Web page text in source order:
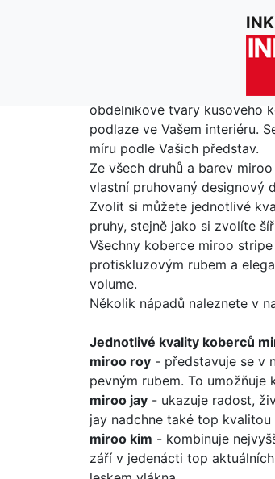
obdélníkové tvary kusového
podlaze ve Vašem interiéru.
míru podle Vašich představ.
Ze všech druhů a barev
vlastní pruhovaný designový
Zvolit si můžete jednotlivé
pruhy, stejně jako si zvolíte
Všechny koberce miroo
protiskluzovým rubem a
volume.
Několik nápadů naleznete v
Jednotlivé kvality koberců
miroo roy - představuje se v
pevným rubem. To
miroo jay - ukazuje radost,
jay nadchne také top
miroo kim - kombinuje
září v jedenácti top